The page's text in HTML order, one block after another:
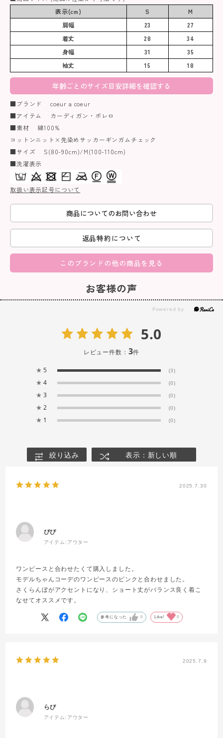
表示(cm)
S
M
肩幅
23
27
着丈
28
34
身幅
31
35
袖丈
15 18
年齢ごとのサイズ目安詳細を確認する
■ブランド coeur a coeur
■アイテム カーディガン・ボレロ
■素材 綿100%
コットンニット×先染めサッカーギンガムチェック
■サイズ S(80-90cm)/M(100-110cm)
■洗濯表示
取扱い表示記号について
商品についてのお問い合わせ
返品特約について
このブランドの他の商品を見る
お客様の声
5.0
レビュー件数： 3件
★ 5 (3)
★ 4 (0)
★ 3 (0)
★ 2 (0)
★ 1 (0)
絞り込み 表示：新しい順
2025.7.30
ぴぴ
アイテム: アウター
ワンピースと合わせたくて購入しました。
モデルちゃんコーデのワンピースのピンクと合わせました。
さくらんぼがアクセントになり、ショート丈がバランス良く着こ
なせてオススメです。
参考になった 0 Like! 0
2025.7.9
らび
アイテム: アウター